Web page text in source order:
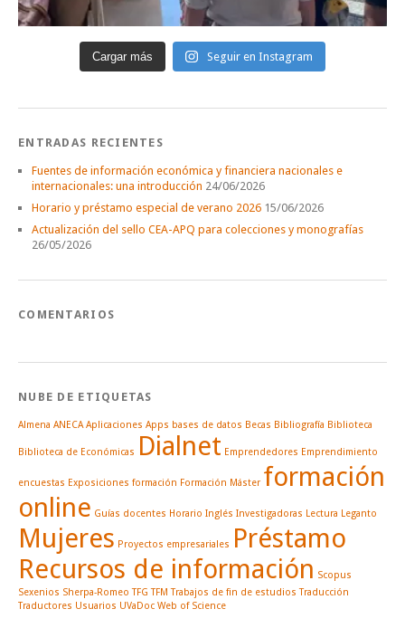
Cargar más Seguir en Instagram
ENTRADAS RECIENTES
Fuentes de información económica y financiera nacionales e
internacionales: una introducción 24/06/2026
Horario y préstamo especial de verano 2026 15/06/2026
Actualización del sello CEA-APQ para colecciones y monografías
26/05/2026
COMENTARIOS
NUBE DE ETIQUETAS
Almena ANECA Aplicaciones Apps bases de datos Becas Bibliografía Biblioteca
Biblioteca de Económicas Dialnet Emprendedores Emprendimiento
encuestas Exposiciones formación Formación Máster formación
online Guías docentes Horario Inglés Investigadoras Lectura Leganto
Mujeres Proyectos empresariales Préstamo
Recursos de información Scopus
Sexenios Sherpa-Romeo TFG TFM Trabajos de fin de estudios Traducción
Traductores Usuarios UVaDoc Web of Science